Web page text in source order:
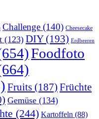
Challenge (140) Cheesecake
(123) DIY(193) Erdbeeren
Foodfoto
Fruits (187) Früchte
Gemüse (134)
(244) Kartoffeln (88)